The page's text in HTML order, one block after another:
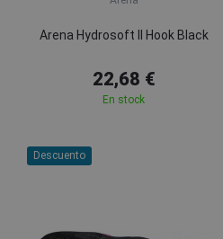
Arena Hydrosoft II Hook Black
22,68 €
En stock
Descuento